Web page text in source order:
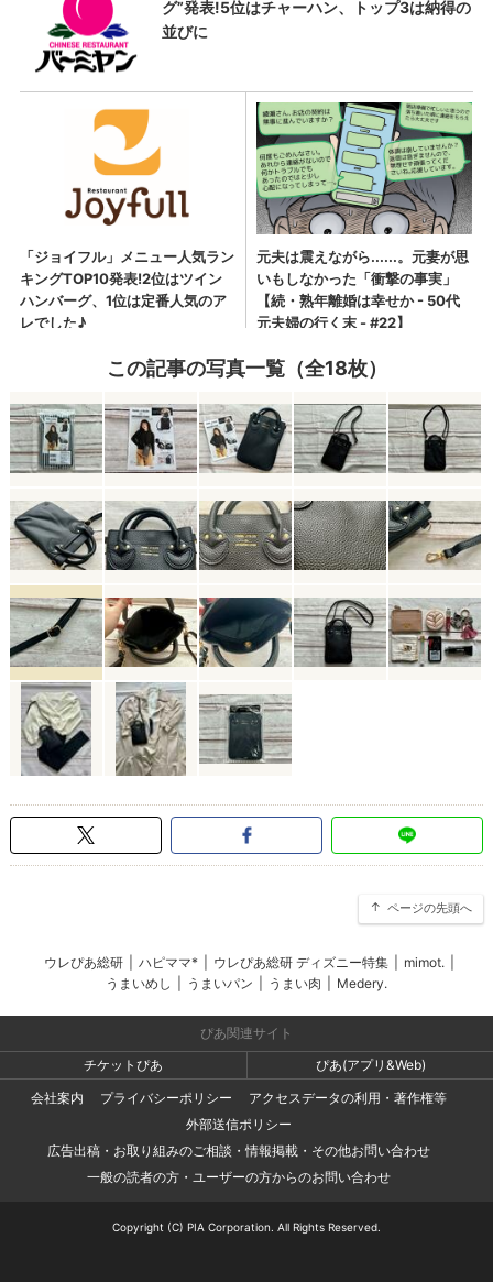
この記事の写真一覧（全18枚）
ページの先頭へ
ウレぴあ総研 ハピママ* ウレぴあ総研 ディズニー特集 mimot.
うまいめし
うまいパン うまい肉 Medery.
ぴあ関連サイト
チケットぴあ
ぴあ(アプリ&Web)
会社案内
プライバシーポリシー
アクセスデータの利用・著作権等
外部送信ポリシー
広告出稿・お取り組みのご相談・情報掲載・その他お問い合わせ
一般の読者の方・ユーザーの方からのお問い合わせ
Copyright (C) PIA Corporation. All Rights Reserved.